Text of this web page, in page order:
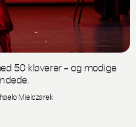
50 klaverer – og modige
Mielczarek